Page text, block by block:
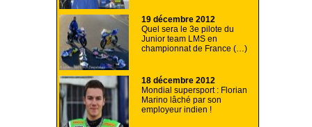
19 décembre 2012
Quel sera le 3e pilote du
Junior team LMS en
championnat de France (…)
18 décembre 2012
Mondial supersport : Florian
Marino lâché par son
employeur indien !